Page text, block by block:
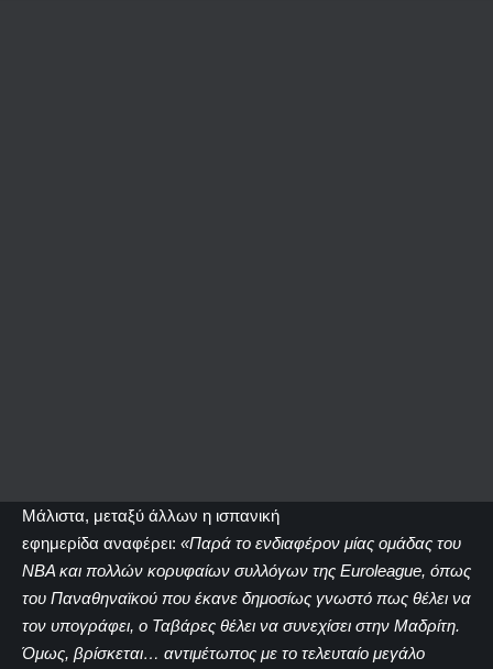
Μάλιστα, μεταξύ άλλων η ισπανική
εφημερίδα αναφέρει: «Παρά το ενδιαφέρον μίας ομάδας του
ΝΒΑ και πολλών κορυφαίων συλλόγων της Euroleague, όπως
του Παναθηναϊκού που έκανε δημοσίως γνωστό πως θέλει να
τον υπογράφει, ο Ταβάρες θέλει να συνεχίσει στην Μαδρίτη.
Όμως, βρίσκεται… αντιμέτωπος με το τελευταίο μεγάλο